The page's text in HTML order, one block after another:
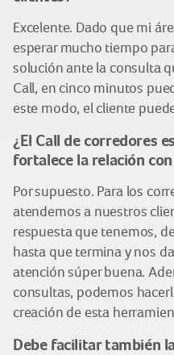
Excelente. Dado que mi
esperar mucho tiempo
solución ante la consulta
Call, en cinco minutos
este modo, el cliente
¿El Call de corredores
fortalece la relación
Por supuesto. Para los
atendemos a nuestros
respuesta que tenemos,
hasta que termina y nos
atención súper buena.
consultas, podemos
creación de esta
Debe facilitar también